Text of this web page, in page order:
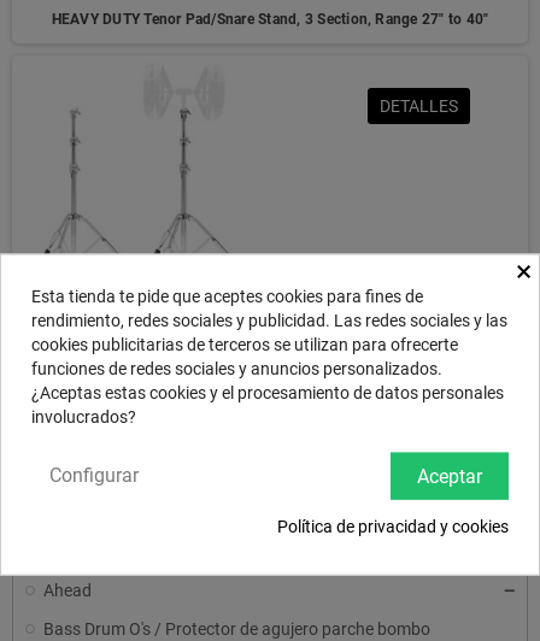
Ahead
Bass Drum O's / Protector de agujero parche bombo
HEAVY DUTY Tenor Pad/Snare Stand, 3 Section, Range 27" to 40"
Marching Bass Drum Practice Pad Stand, 3 -tier, 7/8" Receptacle, Range
24" to 56"
DETALLES
×
Esta tienda te pide que aceptes cookies para fines de
rendimiento, redes sociales y publicidad. Las redes sociales y las
cookies publicitarias de terceros se utilizan para ofrecerte
funciones de redes sociales y anuncios personalizados.
¿Aceptas estas cookies y el procesamiento de datos personales
involucrados?
Aceptar
Configurar
Política de privacidad y cookies